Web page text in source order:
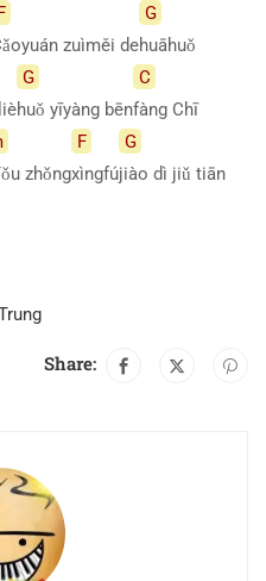
zuìměi de
G
huāhuǒ
G
huǒ yīyàng bēn
C
fàng Chī
zhǒng
F
xìngfú
G
jiào dì jiǔ tiān
Share: